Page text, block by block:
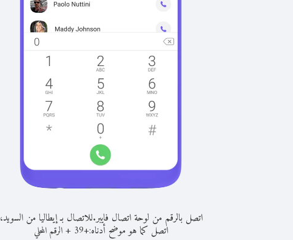
اتصل بالرقم من لوحة اتصال فايبر.للاتصال بـ إيطاليا من السويد،
اتصل كما هو موضح أدناه:+
39
+الرقم المحلي